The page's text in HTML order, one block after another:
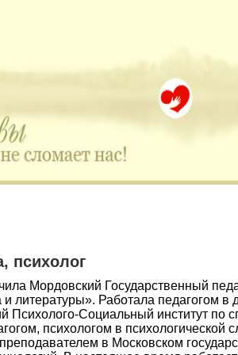
которых остро
психолог
Мордовский Государственный
и литературы». Работала педагогом в
Психолого-Социальный институт по
психологом в психологической
в Московском